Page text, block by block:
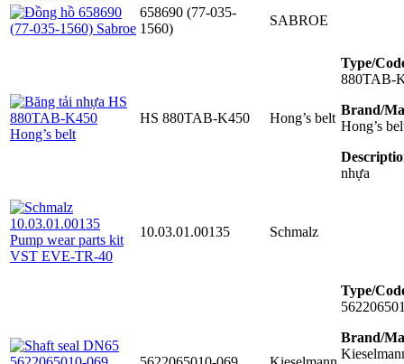
658690 (77-035-
1560)
SABROE
HS 880TAB-K450 Hong’s belt
Type/
880TAB-
Brand/
Hong’s
nhựa
10.03.01.00135 Schmalz
Type/
Brand/